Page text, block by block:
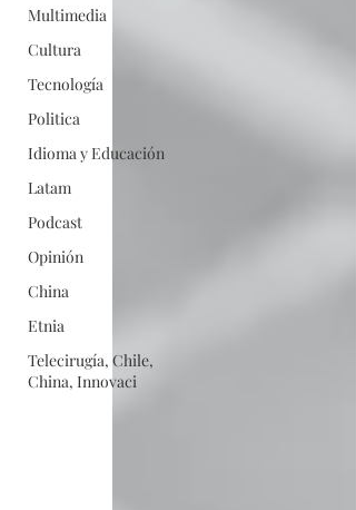
Multimedia
Cultura
Tecnología
Politica
Idioma y Educación
Latam
Podcast
Opinión
China
Etnia
Telecirugía, Chile,
China, Innovaci